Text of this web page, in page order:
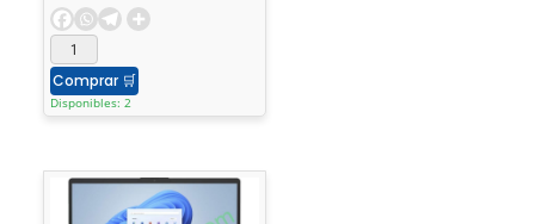
Comprar 🛒
Disponibles: 2